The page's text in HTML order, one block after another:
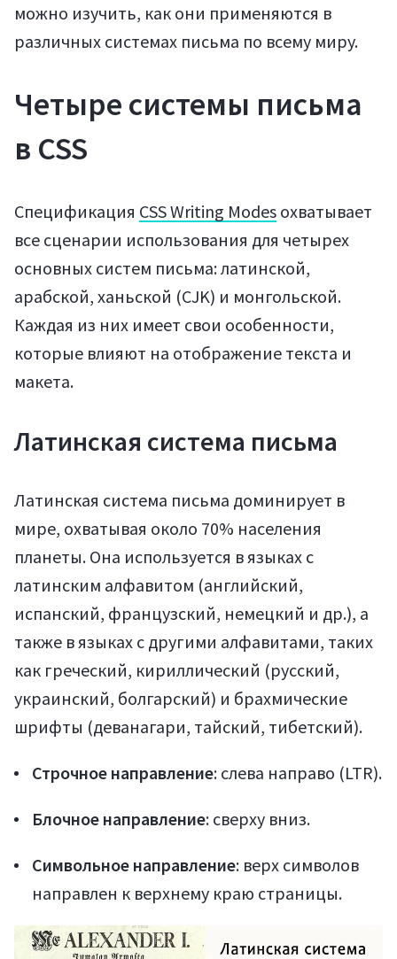
Статьи
Мануалы
можно изучить, как они применяются в
различных системах письма по всему миру.
Четыре системы письма
в CSS
Спецификация CSS Writing Modes охватывает
все сценарии использования для четырех
основных систем письма: латинской,
арабской, ханьской (CJK) и монгольской.
Каждая из них имеет свои особенности,
которые влияют на отображение текста и
макета.
Латинская система письма
Латинская система письма доминирует в
мире, охватывая около 70% населения
планеты. Она используется в языках с
латинским алфавитом (английский,
испанский, французский, немецкий и др.), а
также в языках с другими алфавитами, таких
как греческий, кириллический (русский,
украинский, болгарский) и брахмические
шрифты (деванагари, тайский, тибетский).
Строчное направление: слева направо (LTR).
Блочное направление: сверху вниз.
Символьное направление: верх символов
направлен к верхнему краю страницы.